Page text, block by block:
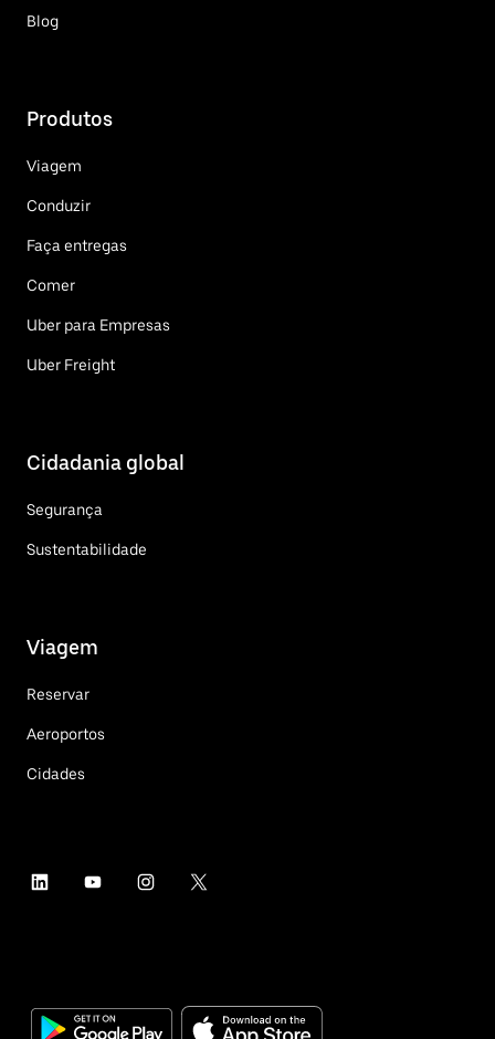
Blog
Produtos
Viagem
Conduzir
Faça entregas
Comer
Uber para Empresas
Uber Freight
Cidadania global
Segurança
Sustentabilidade
Viagem
Reservar
Aeroportos
Cidades